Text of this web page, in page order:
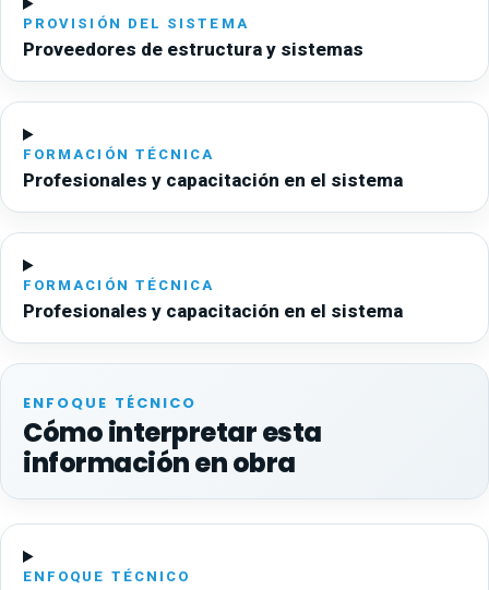
PROVISIÓN DEL SISTEMA
Proveedores de estructura y sistemas
FORMACIÓN TÉCNICA
Profesionales y capacitación en el sistema
FORMACIÓN TÉCNICA
Profesionales y capacitación en el sistema
ENFOQUE TÉCNICO
Cómo interpretar esta
información en obra
ENFOQUE TÉCNICO